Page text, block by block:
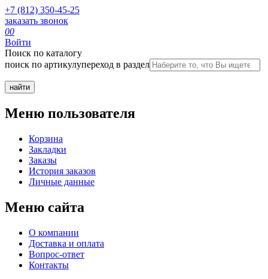
+7 (812) 350-45-25
заказать звонок
00
Войти
Поиск по каталогу
поиск по артикулупереход в раздел
Меню пользователя
Корзина
Закладки
Заказы
История заказов
Личные данные
Меню сайта
О компании
Доставка и оплата
Вопрос-ответ
Контакты